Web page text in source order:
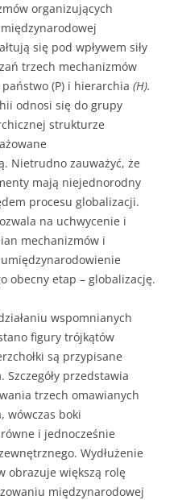
organizujących
się pod wpływem siły
trzech mechanizmów
państwo (P) i hierarchia (H).
odnosi się do grupy
strukturze
Nietrudno zauważyć, że
mają niejednorodny
procesu globalizacji.
na uchwycenie i
mechanizmów i
obecny etap – globalizację.
wspomnianych
figury trójkątów
są przypi­sane
przedstawia
trzech omawianych
wówczas boki
i jednocześnie
Wydłużenie
obrazuje większą rolę
międzynarodowej